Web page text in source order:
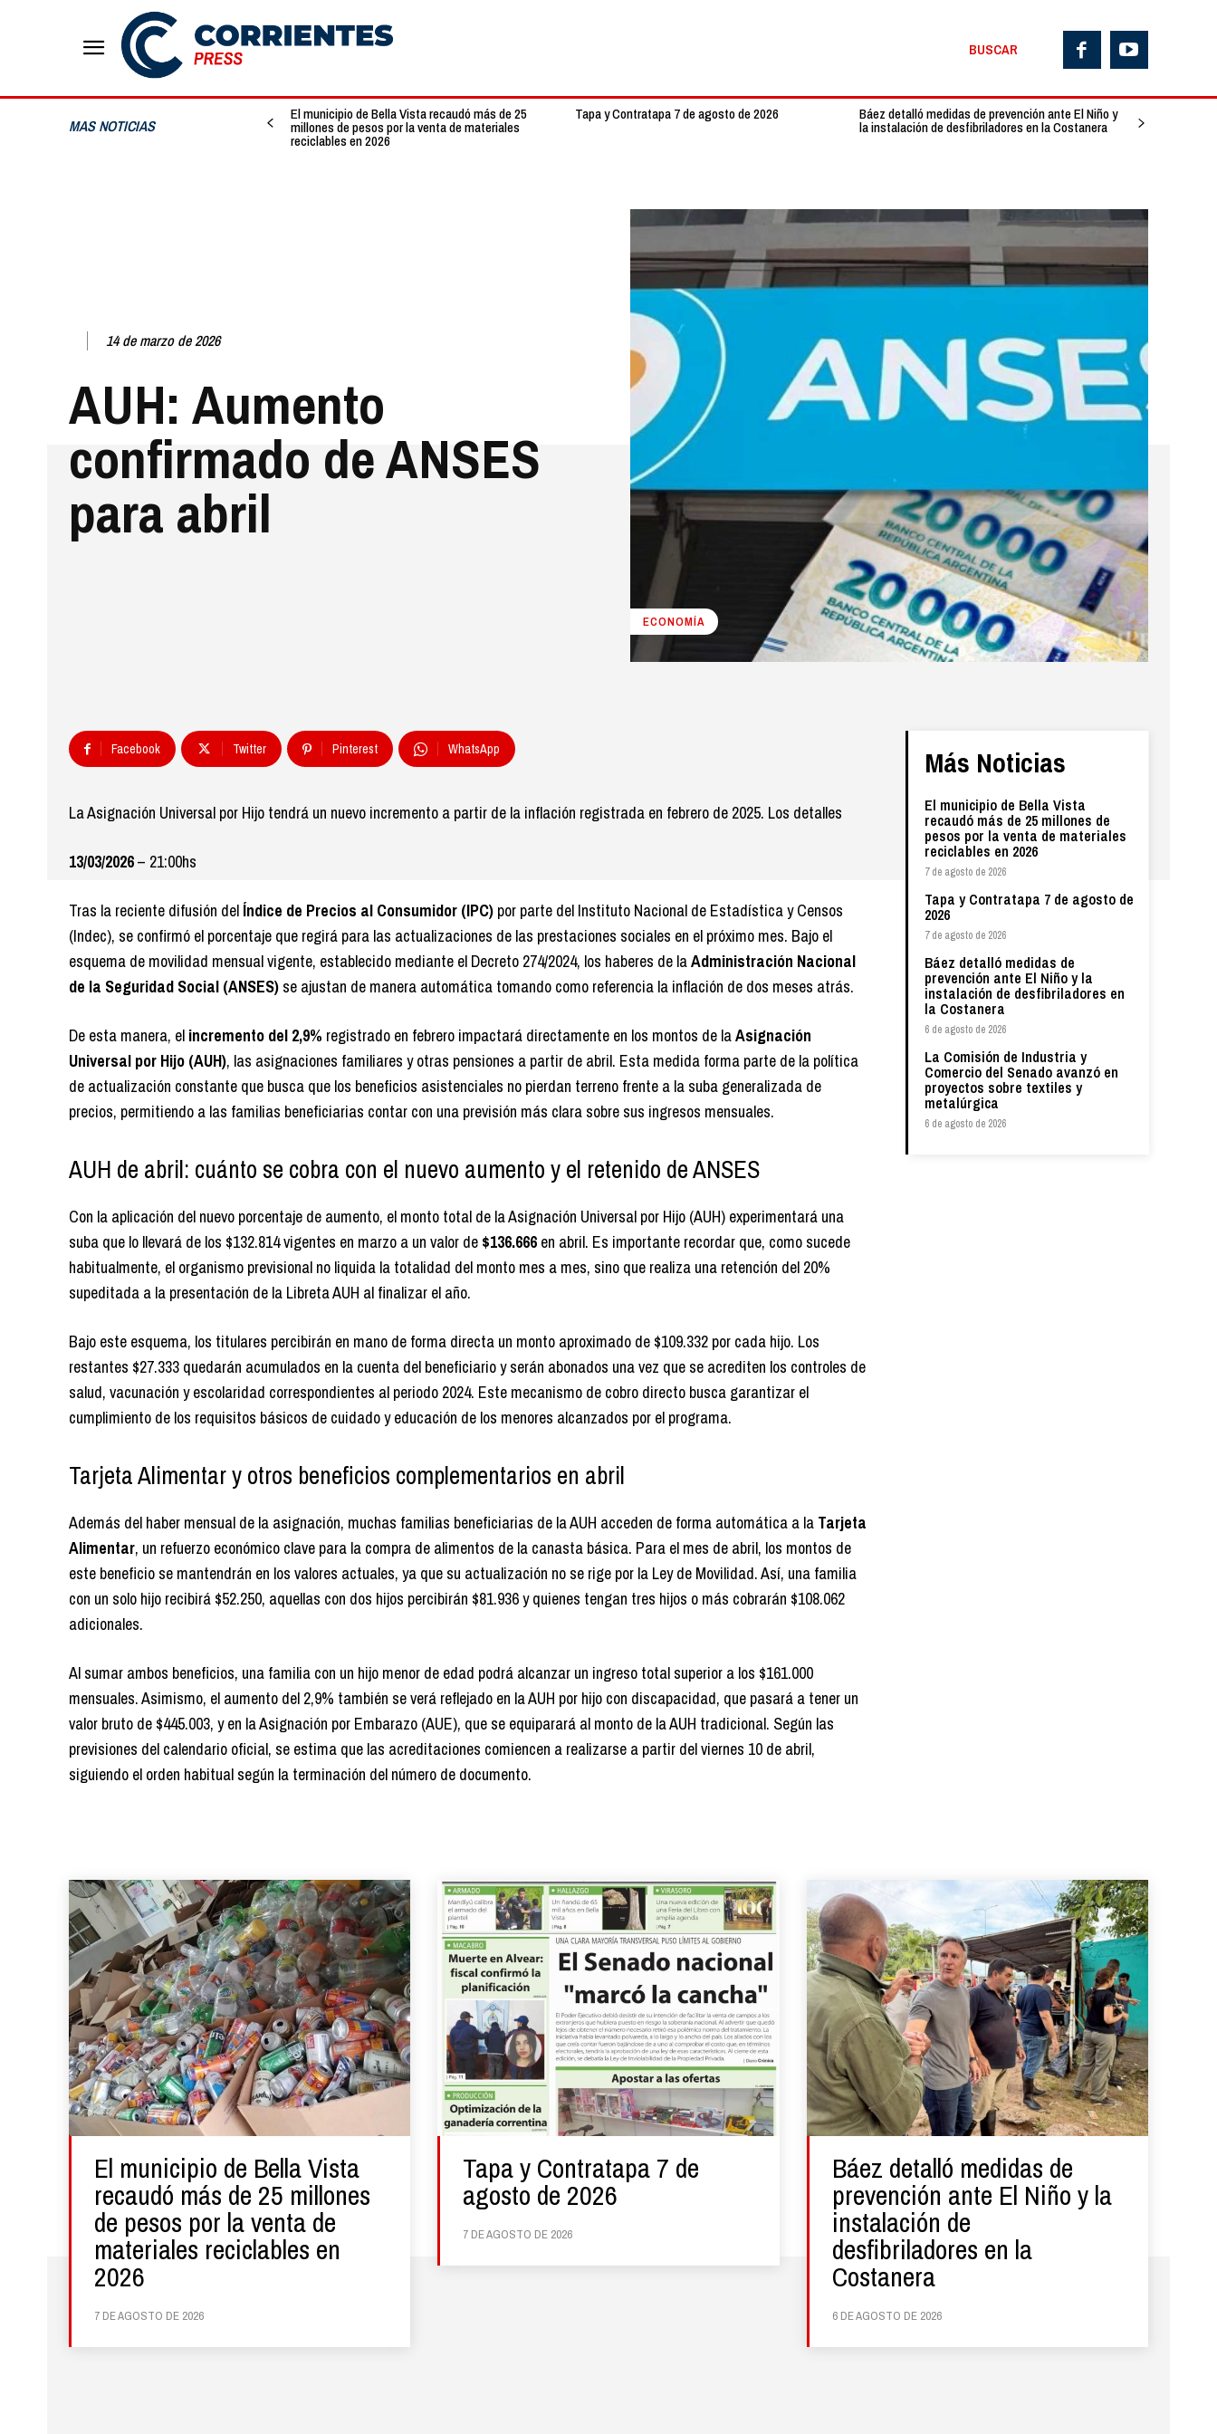
BUSCAR
MAS NOTICIAS
El municipio de Bella Vista recaudó más de 25
millones de pesos por la venta de materiales
reciclables en 2026
Tapa y Contratapa 7 de agosto de 2026 Báez detalló medidas de prevención ante El Niño y
la instalación de desfibriladores en la Costanera
14 de marzo de 2026
AUH: Aumento
confirmado de ANSES
para abril
ECONOMÍA
Facebook Twitter Pinterest WhatsApp
La Asignación Universal por Hijo tendrá un nuevo incremento a partir de la inflación registrada en febrero de 2025. Los detalles
13/03/2026– 21:00hs
Tras la reciente difusión del Índice de Precios al Consumidor (IPC) por parte del Instituto Nacional de Estadística y Censos
(Indec), se confirmó el porcentaje que regirá para las actualizaciones de las prestaciones sociales en el próximo mes. Bajo el
esquema de movilidad mensual vigente, establecido mediante el Decreto 274/2024, los haberes de laAdministración Nacional
de la Seguridad Social (ANSES) se ajustan de manera automática tomando como referencia la inflación de dos meses atrás.
De esta manera, el incremento del 2,9% registrado en febrero impactará directamente en los montos de laAsignación
Universal por Hijo (AUH), las asignaciones familiares y otras pensiones a partir de abril. Esta medida forma parte de la política
de actualización constante que busca que los beneficios asistenciales no pierdan terreno frente a la suba generalizada de
precios, permitiendo a las familias beneficiarias contar con una previsión más clara sobre sus ingresos mensuales.
AUH de abril: cuánto se cobra con el nuevo aumento y el retenido de ANSES
Con la aplicación del nuevo porcentaje de aumento, el monto total de la Asignación Universal por Hijo (AUH) experimentará una
suba que lo llevará de los $132.814 vigentes en marzo a un valor de $136.666 en abril. Es importante recordar que, como sucede
habitualmente, el organismo previsional no liquida la totalidad del monto mes a mes, sino que realiza una retención del 20%
supeditada a la presentación de la Libreta AUH al finalizar el año.
Bajo este esquema, los titulares percibirán en mano de forma directa un monto aproximado de $109.332 por cada hijo. Los
restantes $27.333 quedarán acumulados en la cuenta del beneficiario y serán abonados una vez que se acrediten los controles de
salud, vacunación y escolaridad correspondientes al periodo 2024. Este mecanismo de cobro directo busca garantizar el
cumplimiento de los requisitos básicos de cuidado y educación de los menores alcanzados por el programa.
Tarjeta Alimentar y otros beneficios complementarios en abril
Además del haber mensual de la asignación, muchas familias beneficiarias de la AUH acceden de forma automática a la Tarjeta
Alimentar, un refuerzo económico clave para la compra de alimentos de la canasta básica. Para el mes de abril, los montos de
este beneficio se mantendrán en los valores actuales, ya que su actualización no se rige por la Ley de Movilidad. Así, una familia
con un solo hijo recibirá $52.250, aquellas con dos hijos percibirán $81.936 y quienes tengan tres hijos o más cobrarán $108.062
adicionales.
Al sumar ambos beneficios, una familia con un hijo menor de edad podrá alcanzar un ingreso total superior a los $161.000
mensuales. Asimismo, el aumento del 2,9% también se verá reflejado en la AUH por hijo con discapacidad, que pasará a tener un
valor bruto de $445.003, y en la Asignación por Embarazo (AUE), que se equiparará al monto de la AUH tradicional. Según las
previsiones del calendario oficial, se estima que las acreditaciones comiencen a realizarse a partir del viernes 10 de abril,
siguiendo el orden habitual según la terminación del número de documento.
Más Noticias
El municipio de Bella Vista
recaudó más de 25 millones de
pesos por la venta de materiales
reciclables en 2026
7 de agosto de 2026
Tapa y Contratapa 7 de agosto de
2026
7 de agosto de 2026
Báez detalló medidas de
prevención ante El Niño y la
instalación de desfibriladores en
la Costanera
6 de agosto de 2026
La Comisión de Industria y
Comercio del Senado avanzó en
proyectos sobre textiles y
metalúrgica
6 de agosto de 2026
El municipio de Bella Vista
recaudó más de 25 millones
de pesos por la venta de
materiales reciclables en
2026
7 DE AGOSTO DE 2026
Tapa y Contratapa 7 de
agosto de 2026
7 DE AGOSTO DE 2026
Báez detalló medidas de
prevención ante El Niño y la
instalación de
desfibriladores en la
Costanera
6 DE AGOSTO DE 2026